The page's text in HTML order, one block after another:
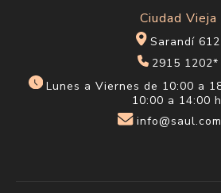
Ciudad Vieja
Sarandí 612
2915 1202*
Lunes a Viernes de 10:00 a
10:00 a 14:00